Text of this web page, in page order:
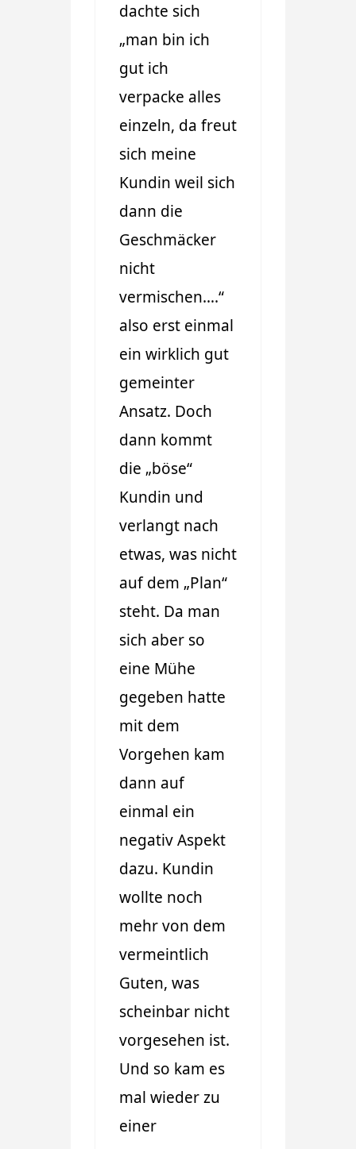
dachte sich
„man bin ich
gut ich
verpacke alles
einzeln, da freut
sich meine
Kundin weil sich
dann die
Geschmäcker
nicht
vermischen….“
also erst einmal
ein wirklich gut
gemeinter
Ansatz. Doch
dann kommt
die „böse“
Kundin und
verlangt nach
etwas, was nicht
auf dem „Plan“
steht. Da man
sich aber so
eine Mühe
gegeben hatte
mit dem
Vorgehen kam
dann auf
einmal ein
negativ Aspekt
dazu. Kundin
wollte noch
mehr von dem
vermeintlich
Guten, was
scheinbar nicht
vorgesehen ist.
Und so kam es
mal wieder zu
einer